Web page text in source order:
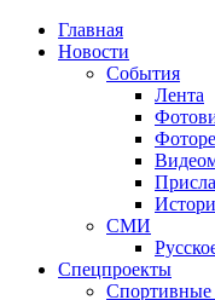
Главная
Новости
События
Лента
СМИ
Спецпроекты
Спортивные